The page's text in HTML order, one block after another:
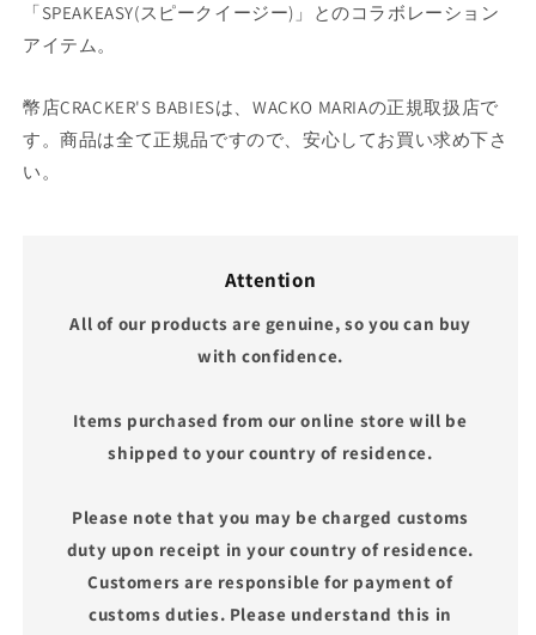
「SPEAKEASY(スピークイージー)」とのコラボレーション
アイテム。
幣店CRACKER'S BABIESは、WACKO MARIAの正規取扱店で
す。商品は全て正規品ですので、安心してお買い求め下さ
い。
Attention
All of our products are genuine, so you can buy
with confidence.
Items purchased from our online store will be
shipped to your country of residence.
Please note that you may be charged customs
duty upon receipt in your country of residence.
Customers are responsible for payment of
customs duties. Please understand this in